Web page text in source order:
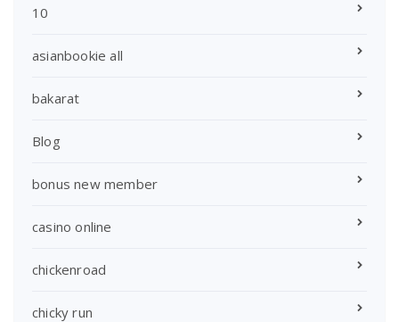
10
asianbookie all
bakarat
Blog
bonus new member
casino online
chickenroad
chicky run